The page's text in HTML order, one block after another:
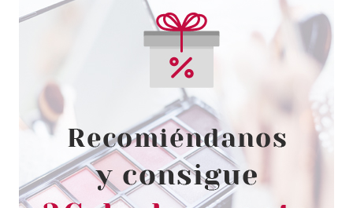
DORADO 150 ML
Pvr 9.55€
-91%
desde
0.88€